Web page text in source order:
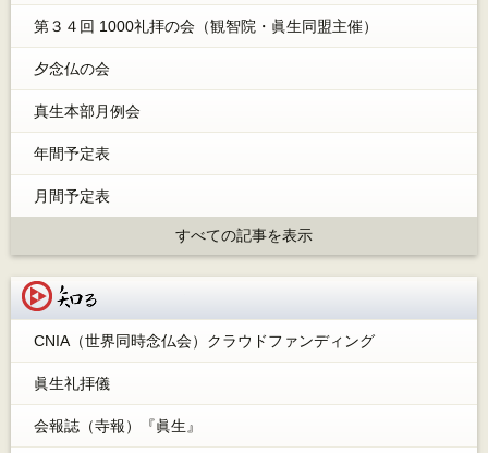
第３４回 1000礼拝の会（観智院・眞生同盟主催）
夕念仏の会
真生本部月例会
年間予定表
月間予定表
すべての記事を表示
CNIA（世界同時念仏会）クラウドファンディング
眞生礼拝儀
会報誌（寺報）『眞生』